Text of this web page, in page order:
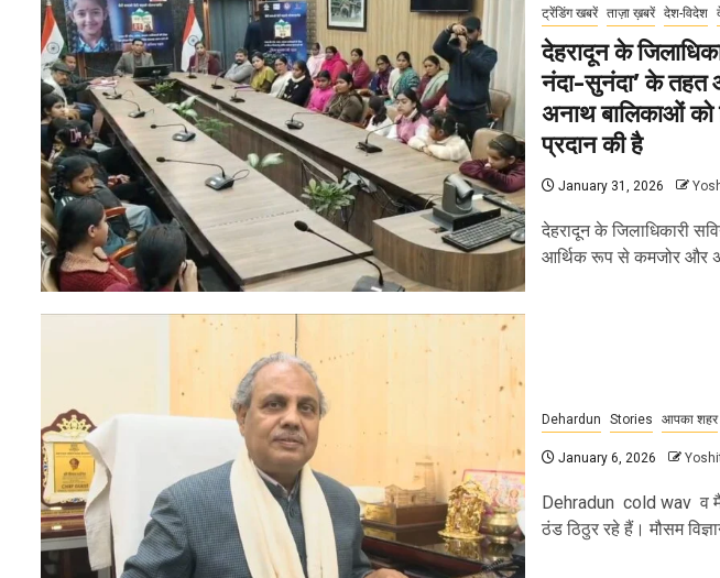
ट्रेंडिंग खबरें
ताज़ा ख़बरें देश-विदेश
देहरादून के
नंदा-सुनंदा’ के
अनाथ बालिकाओं को
प्रदान की है
January 31, 2026
देहरादून के जिलाधिकारी
आर्थिक रूप से कमजोर और
Dehardun Stories आपका शहर
January 6, 2026
Dehradun cold wav व
ठंड ठिठुर रहे हैं। मौसम